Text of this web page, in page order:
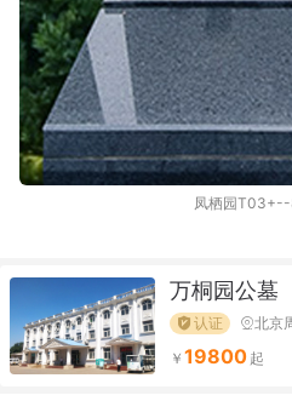
凤栖园
万桐园公墓
认证 北京
19800